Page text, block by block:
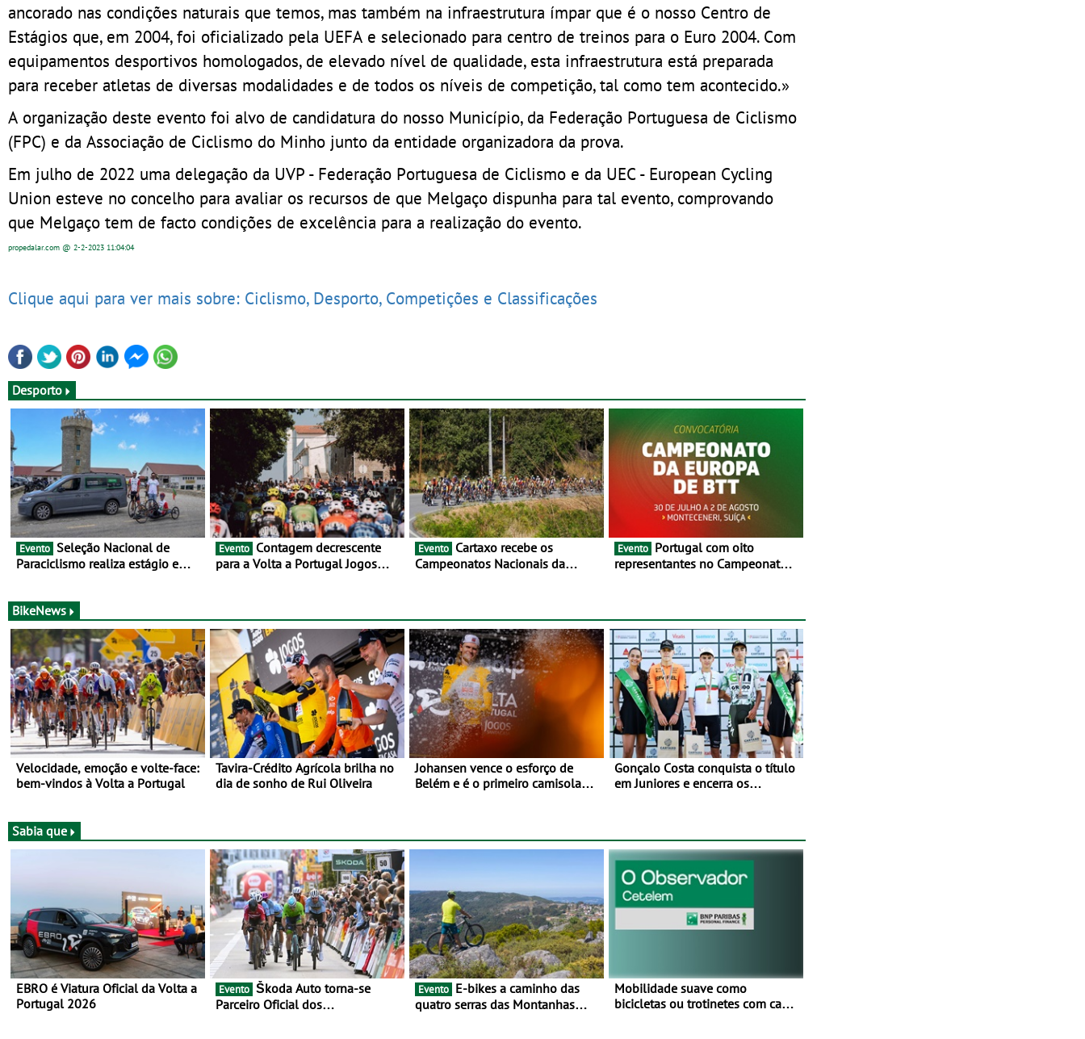
ancorado nas condições naturais que temos, mas também na infraestrutura ímpar que é o nosso Centro de
Estágios que, em 2004, foi oficializado pela UEFA e selecionado para centro de treinos para o Euro 2004. Com
equipamentos desportivos homologados, de elevado nível de qualidade, esta infraestrutura está preparada
para receber atletas de diversas modalidades e de todos os níveis de competição, tal como tem acontecido.»
A organização deste evento foi alvo de candidatura do nosso Município, da Federação Portuguesa de Ciclismo
(FPC) e da Associação de Ciclismo do Minho junto da entidade organizadora da prova.
Em julho de 2022 uma delegação da UVP - Federação Portuguesa de Ciclismo e da UEC - European Cycling
Union esteve no concelho para avaliar os recursos de que Melgaço dispunha para tal evento, comprovando
que Melgaço tem de facto condições de excelência para a realização do evento.
propedalar.com @ 2-2-2023 11:04:04
Clique aqui para ver mais sobre: Ciclismo, Desporto, Competições e Classificações
Desporto
Evento
Paraciclismo realiza estágio em
Evento
para a Volta a Portugal Jogos
Evento
Campeonatos Nacionais da
Evento
representantes no Campeonato
BikeNews
Velocidade, emoção e volte-face:
bem-vindos à Volta a Portugal
Tavira-Crédito Agrícola brilha no
dia de sonho de Rui Oliveira
Johansen vence o esforço de
Belém e é o primeiro camisola
Gonçalo Costa conquista o título
em Juniores e encerra os
Sabia que
EBRO é Viatura Oficial da Volta a
Portugal 2026
Evento
Parceiro Oficial dos
Evento
quatro serras das Montanhas
Mobilidade suave como
bicicletas ou trotinetes com cada